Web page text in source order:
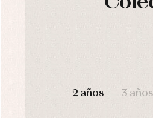
2 años 3 años